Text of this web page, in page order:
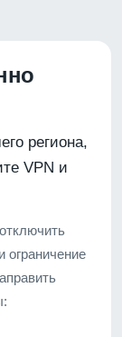
региона,
VPN и
ограничение